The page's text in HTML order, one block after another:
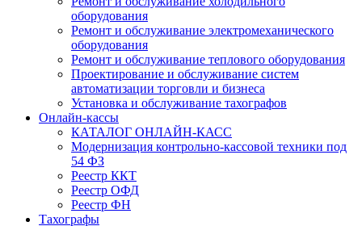
оборудования
Ремонт и обслуживание электромеханического
оборудования
Ремонт и обслуживание теплового оборудования
Проектирование и обслуживание систем
автоматизации торговли и бизнеса
Установка и обслуживание тахографов
Онлайн-кассы
КАТАЛОГ ОНЛАЙН-КАСС
Модернизация контрольно-кассовой техники под
54 ФЗ
Реестр ККТ
Реестр ОФД
Реестр ФН
Тахографы